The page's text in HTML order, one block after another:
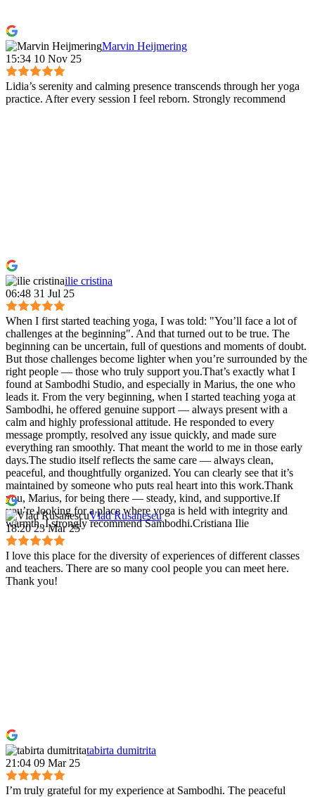
Marvin Heijmering
15:34 10 Nov 25
Lidia’s serenity and calming presence transcends through her yoga
practice. After every session I feel reborn. Strongly recommend
ilie cristina
06:48 31 Jul 25
When I first started teaching yoga, I was told: "You’ll face a lot of
challenges at the beginning". And that turned out to be true. The
beginning can be uncertain, full of questions and moments of doubt.
But those challenges become lighter when you’re surrounded by the
right people — those who truly support you.That’s exactly what I
found at Sambodhi Studio, and especially in Marius, the one who
leads it. From the very beginning, when I started teaching yoga at
Sambodhi, he offered genuine support — always present with a
calm and highly professional attitude. He responded to every
message promptly, resolved any issue quickly, and made sure
everything ran smoothly. That meant the world to me in those early
days.The studio itself reflects the same care — always clean,
peaceful, and thoughtfully organized. You can clearly see that it’s
maintained by someone who puts real heart into this work.Thank
you, Marius, for being there — steady, kind, and supportive.If
you’re looking for a place where yoga is held with integrity and
warmth, I strongly recommend Sambodhi.Cristiana Ilie
Vlad Rusanescu
18:20 23 Mar 25
I love this place for the diversity of experiences of different classes
and teachers. There are so many cool people you can meet here.
Thank you!
tabirta dumitrita
21:04 09 Mar 25
I’m truly grateful for my experience at Sambodhi. The peaceful